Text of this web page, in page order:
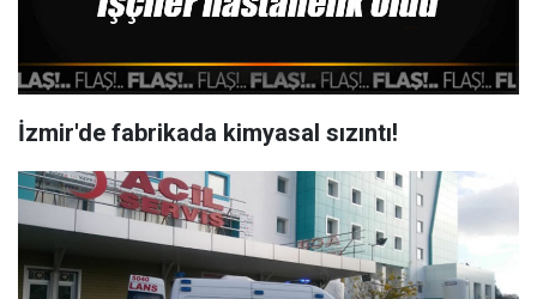
İzmir'de fabrikada kimyasal sızıntı!